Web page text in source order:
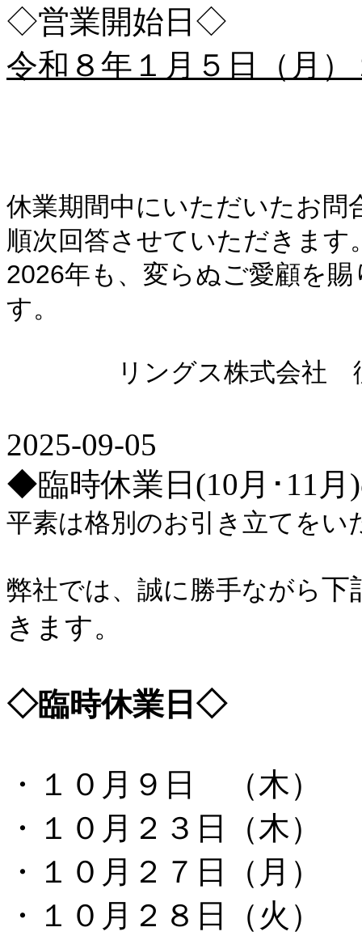
◇営業開始日◇
令和８年１月５日（月
休業期間中にいただいたお問
順次回答させていただきます
2026年も、変らぬご愛顧を
す。
リングス株式会社 従
2025-09-05
◆臨時休業日(10月･11
平素は格別のお引き立てを
弊社では、誠に勝手ながら下
きます。
◇臨時休業日◇
・１０月９日 （木）
・１０月２３日（木）
・１０月２７日（月）
・１０月２８日（火）